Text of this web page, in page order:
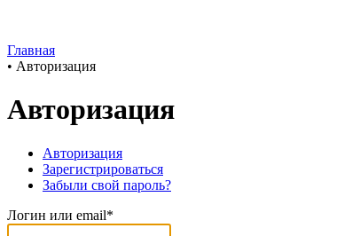
Главная
• Авторизация
Авторизация
Авторизация
Зарегистрироваться
Забыли свой пароль?
Логин или email*